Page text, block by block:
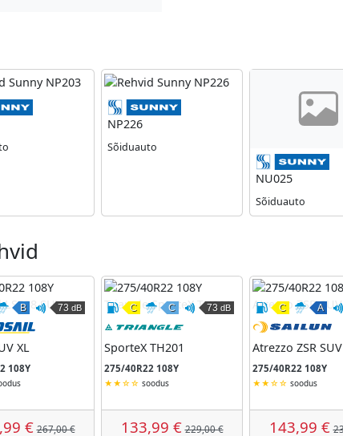
Sunny
NP226
Sõiduauto
NU025
Sõiduauto
Märghaardumine
B
Väline veeremismüra
73 dB
Landsail
XL
108Y
€ 267,00 €
Kütusesäästlikkus
C
Märghaardumine
C
Väline veeremismüra
73 dB
Triangle
SporteX TH201
275/40R22 108Y
soodus
133,99 € 229,00 €
C A
Atrezzo ZSR SUV
275/40R22 108Y
soodus
143,99 €